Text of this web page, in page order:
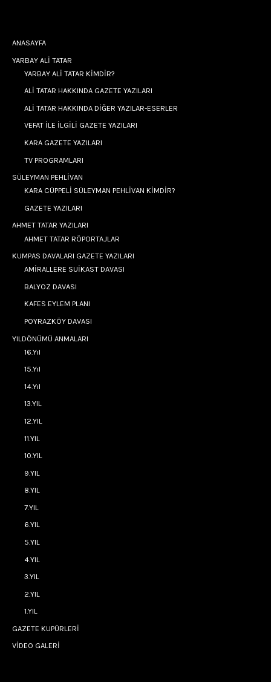
ANASAYFA
YARBAY ALİ TATAR
YARBAY ALİ TATAR KİMDİR?
ALİ TATAR HAKKINDA GAZETE YAZILARI
ALİ TATAR HAKKINDA DİĞER YAZILAR-ESERLER
VEFAT İLE İLGİLİ GAZETE YAZILARI
KARA GAZETE YAZILARI
TV PROGRAMLARI
SÜLEYMAN PEHLİVAN
KARA CÜPPELİ SÜLEYMAN PEHLİVAN KİMDİR?
GAZETE YAZILARI
AHMET TATAR YAZILARI
AHMET TATAR RÖPORTAJLAR
KUMPAS DAVALARI GAZETE YAZILARI
AMİRALLERE SUİKAST DAVASI
BALYOZ DAVASI
KAFES EYLEM PLANI
POYRAZKÖY DAVASI
YILDÖNÜMÜ ANMALARI
16.Yıl
15.Yıl
14.Yıl
13.YIL
12.YIL
11.YIL
10.YIL
9.YIL
8.YIL
7.YIL
6.YIL
5.YIL
4.YIL
3.YIL
2.YIL
1.YIL
GAZETE KUPÜRLERİ
VİDEO GALERİ